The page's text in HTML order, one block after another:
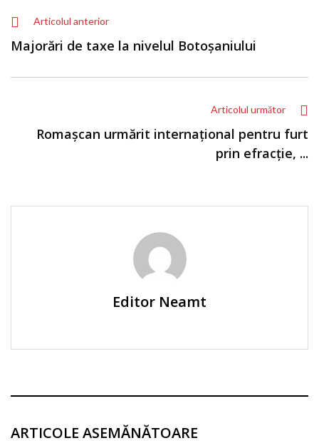
Articolul anterior
Majorări de taxe la nivelul Botoșaniului
Articolul următor
Romaşcan urmărit internaţional pentru furt
prin efracţie, ...
Editor Neamt
ARTICOLE ASEMĂNĂTOARE